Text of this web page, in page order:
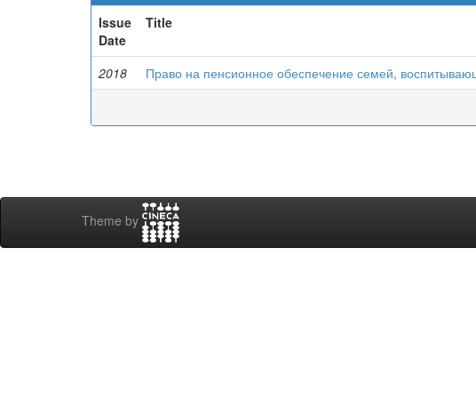
Issue
Date
Title
2018 Право на пенсионное обеспечение семей,
Theme by